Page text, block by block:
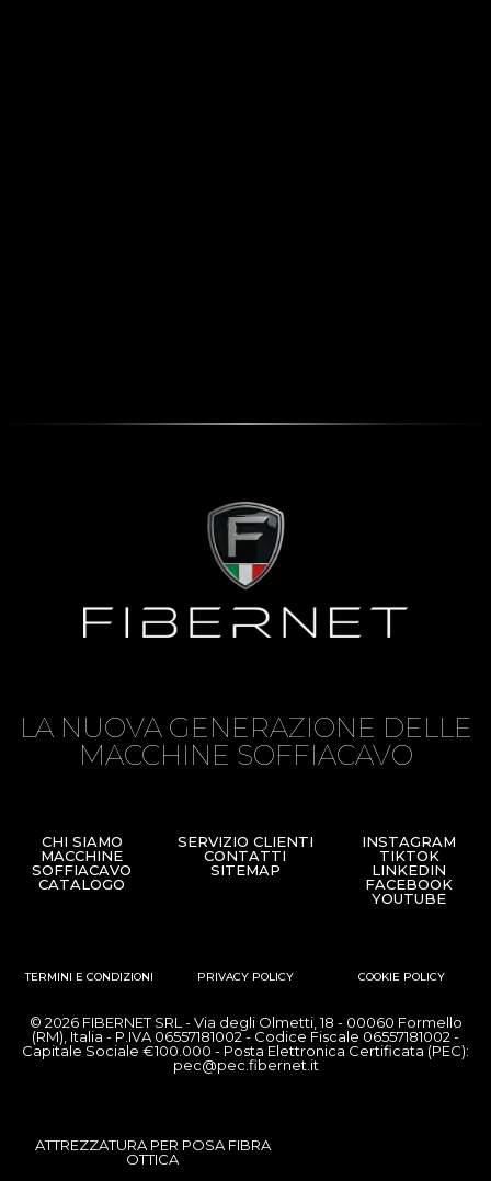
LA NUOVA GENERAZIONE DELLE
MACCHINE SOFFIACAVO
CHI SIAMO
MACCHINE
SOFFIACAVO
CATALOGO
SERVIZIO CLIENTI
CONTATTI
SITEMAP
INSTAGRAM
TIKTOK
LINKEDIN
FACEBOOK
YOUTUBE
© 2026 FIBERNET SRL - Via degli Olmetti, 18 - 00060 Formello
(RM), Italia - P.IVA 06557181002 - Codice Fiscale 06557181002 -
Capitale Sociale €100.000 - Posta Elettronica Certificata (PEC):
pec@pec.fibernet.it
TERMINI E CONDIZIONI PRIVACY POLICY COOKIE POLICY
ATTREZZATURA PER POSA FIBRA
OTTICA